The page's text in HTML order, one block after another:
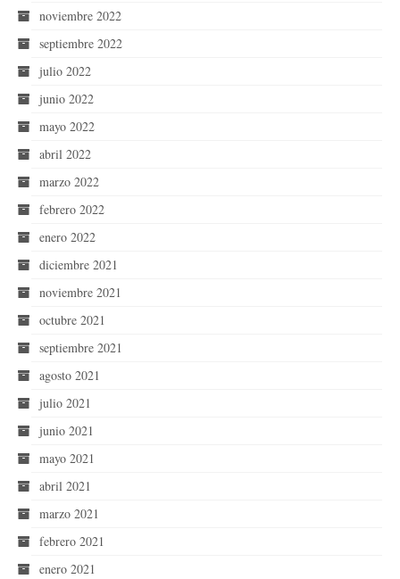
noviembre 2022
septiembre 2022
julio 2022
junio 2022
mayo 2022
abril 2022
marzo 2022
febrero 2022
enero 2022
diciembre 2021
noviembre 2021
octubre 2021
septiembre 2021
agosto 2021
julio 2021
junio 2021
mayo 2021
abril 2021
marzo 2021
febrero 2021
enero 2021